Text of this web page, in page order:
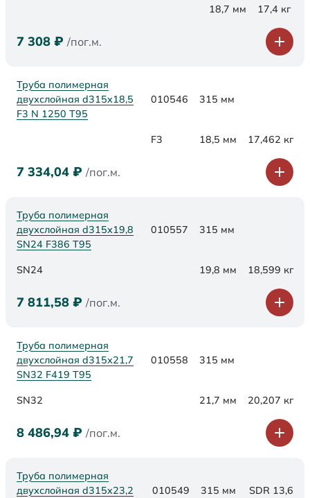
18,7 мм 17,4 кг
7 308 ₽ /пог.м.
Труба полимерная
двухслойная d315x18,5
F3 N 1250 Т95
010546 315 мм
F3 18,5 мм 17,462 кг
7 334,04 ₽ /пог.м.
Труба полимерная
двухслойная d315х19,8
SN24 F386 Т95
010557 315 мм
SN24 19,8 мм 18,599 кг
7 811,58 ₽ /пог.м.
Труба полимерная
двухслойная d315х21,7
SN32 F419 Т95
010558 315 мм
SN32 21,7 мм 20,207 кг
8 486,94 ₽ /пог.м.
Труба полимерная
двухслойная d315x23,2
010549 315 мм SDR 13,6